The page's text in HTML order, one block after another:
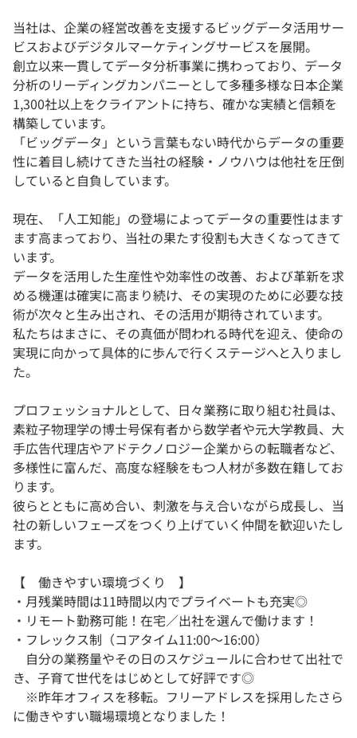
当社は、企業の経営改善を支援するビッグデータ活用サー
ビスおよびデジタルマーケティングサービスを展開。
創立以来一貫してデータ分析事業に携わっており、データ
分析のリーディングカンパニーとして多種多様な日本企業
1,300社以上をクライアントに持ち、確かな実績と信頼を
構築しています。
「ビッグデータ」という言葉もない時代からデータの重要
性に着目し続けてきた当社の経験・ノウハウは他社を圧倒
していると自負しています。
現在、「人工知能」の登場によってデータの重要性はます
ます高まっており、当社の果たす役割も大きくなってきて
います。
データを活用した生産性や効率性の改善、および革新を求
める機運は確実に高まり続け、その実現のために必要な技
術が次々と生み出され、その活用が期待されています。
私たちはまさに、その真価が問われる時代を迎え、使命の
実現に向かって具体的に歩んで行くステージへと入りまし
た。
プロフェッショナルとして、日々業務に取り組む社員は、
素粒子物理学の博士号保有者から数学者や元大学教員、大
手広告代理店やアドテクノロジー企業からの転職者など、
多様性に富んだ、高度な経験をもつ人材が多数在籍してお
ります。
彼らとともに高め合い、刺激を与え合いながら成長し、当
社の新しいフェーズをつくり上げていく仲間を歓迎いたし
ます。
【 働きやすい環境づくり 】
・月残業時間は11時間以内でプライベートも充実◎
・リモート勤務可能！在宅／出社を選んで働けます！
・フレックス制（コアタイム11:00～16:00）
自分の業務量やその日のスケジュールに合わせて出社で
き、子育て世代をはじめとして好評です◎
※昨年オフィスを移転。フリーアドレスを採用したさら
に働きやすい職場環境となりました！